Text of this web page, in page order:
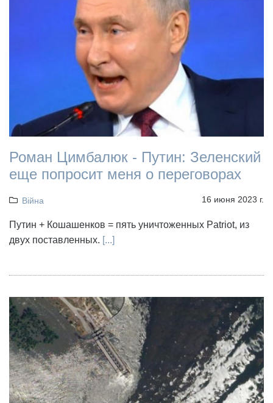
Роман Цимбалюк - Путин: Зеленский
еще попросит меня о переговорах
Війна 16 июня 2023 г.
Путин + Кошашенков = пять уничтоженных Patriot, из
двух поставленных. [...]